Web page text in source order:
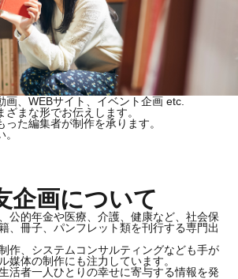
画、WEBサイト、イベント企画 etc.
まな形でお伝えします。
た編集者が制作を承ります。
企画について
公的年金や医療、介護、健康など、社会保
、冊子、パンフレット類を刊行する専門出
作、システムコンサルティングなども手が
媒体の制作にも注力しています。
活者一人ひとりの幸せに寄与する情報を発